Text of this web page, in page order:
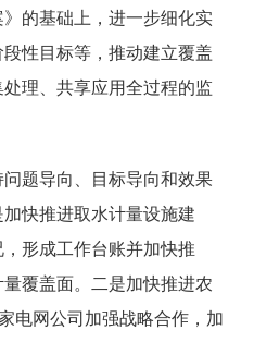
的基础上，进一步细化实
性目标等，推动建立覆盖
理、共享应用全过程的监
问题导向、目标导向和效果
快推进取水计量设施建
形成工作台账并加快推
覆盖面。二是加快推进农
电网公司加强战略合作，加